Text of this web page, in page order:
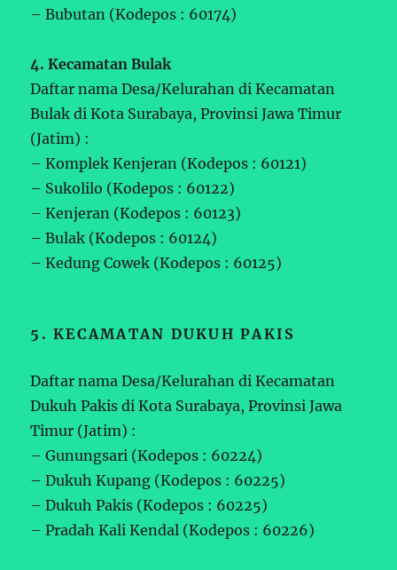
– Bubutan (Kodepos : 60174)
4. Kecamatan Bulak
Daftar nama Desa/Kelurahan di Kecamatan
Bulak di Kota Surabaya, Provinsi Jawa Timur
(Jatim) :
– Komplek Kenjeran (Kodepos : 60121)
– Sukolilo (Kodepos : 60122)
– Kenjeran (Kodepos : 60123)
– Bulak (Kodepos : 60124)
– Kedung Cowek (Kodepos : 60125)
5. KECAMATAN DUKUH PAKIS
Daftar nama Desa/Kelurahan di Kecamatan
Dukuh Pakis di Kota Surabaya, Provinsi Jawa
Timur (Jatim) :
– Gunungsari (Kodepos : 60224)
– Dukuh Kupang (Kodepos : 60225)
– Dukuh Pakis (Kodepos : 60225)
– Pradah Kali Kendal (Kodepos : 60226)